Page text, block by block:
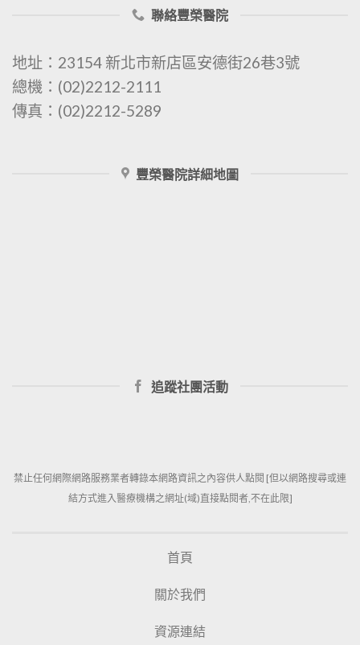
聯絡豐榮醫院
地址：23154 新北市新店區安德街26巷3號
總機：(02)2212-2111
傳真：(02)2212-5289
豐榮醫院詳細地圖
追蹤社團活動
禁止任何網際網路服務業者轉錄本網路資訊之內容供人點閱 [但以網路搜尋或連
結方式進入醫療機構之網址(域)直接點閱者,不在此限]
首頁
關於我們
資源連結